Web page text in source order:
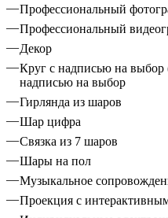
Профессиональный
Профессиональный
Декор
Круг с надписью на выбор
надписью на выбор
Гирлянда из шаров
Шар цифра
Связка из 7 шаров
Шары на пол
Музыкальное
Проекция с